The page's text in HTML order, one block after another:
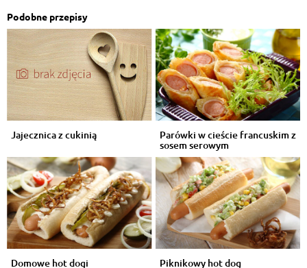
Podobne przepisy
Jajecznica z cukinią Parówki w cieście francuskim z
sosem serowym
Domowe hot dogi Piknikowy hot dog